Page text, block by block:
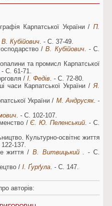
Карпатської України /П.
В. Кубійович . - С. 37-49.
/В. Кубійович. - С.
та промисл Карпатської
С. 61-71.
/ І. Федів . - С. 72-80.
часи Карпатської України / Я.
України / М. Андрусяк. -
. - С. 102-107.
/Є. Ю. Пеленський. - С.
Культурно-освітнє життя
122-137.
життя / В. Витвицький
. - С.
/ І. Ґурґула . - С. 147.
авторів: